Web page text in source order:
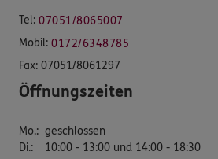
Tel: 07051/8065007
Mobil: 0172/6348785
Fax: 07051/8061297
Öffnungszeiten
Mo.: geschlossen
Di.:
10:00 - 13:00 und 14:00 - 18:30